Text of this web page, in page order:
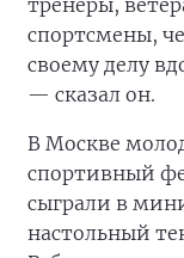
тренеры,
спортсмены,
своему делу
— сказал он.
В Москве
спортивный
сыграли в
настольный